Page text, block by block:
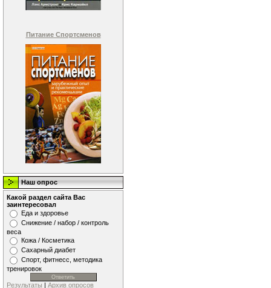
Питание Спортсменов
Наш опрос
Какой раздел сайта Вас
заинтересовал
Еда и здоровье
Снижение / набор / контроль
веса
Кожа / Косметика
Сахарный диабет
Спорт, фитнесс, методика
тренировок
Результаты | Архив опросов